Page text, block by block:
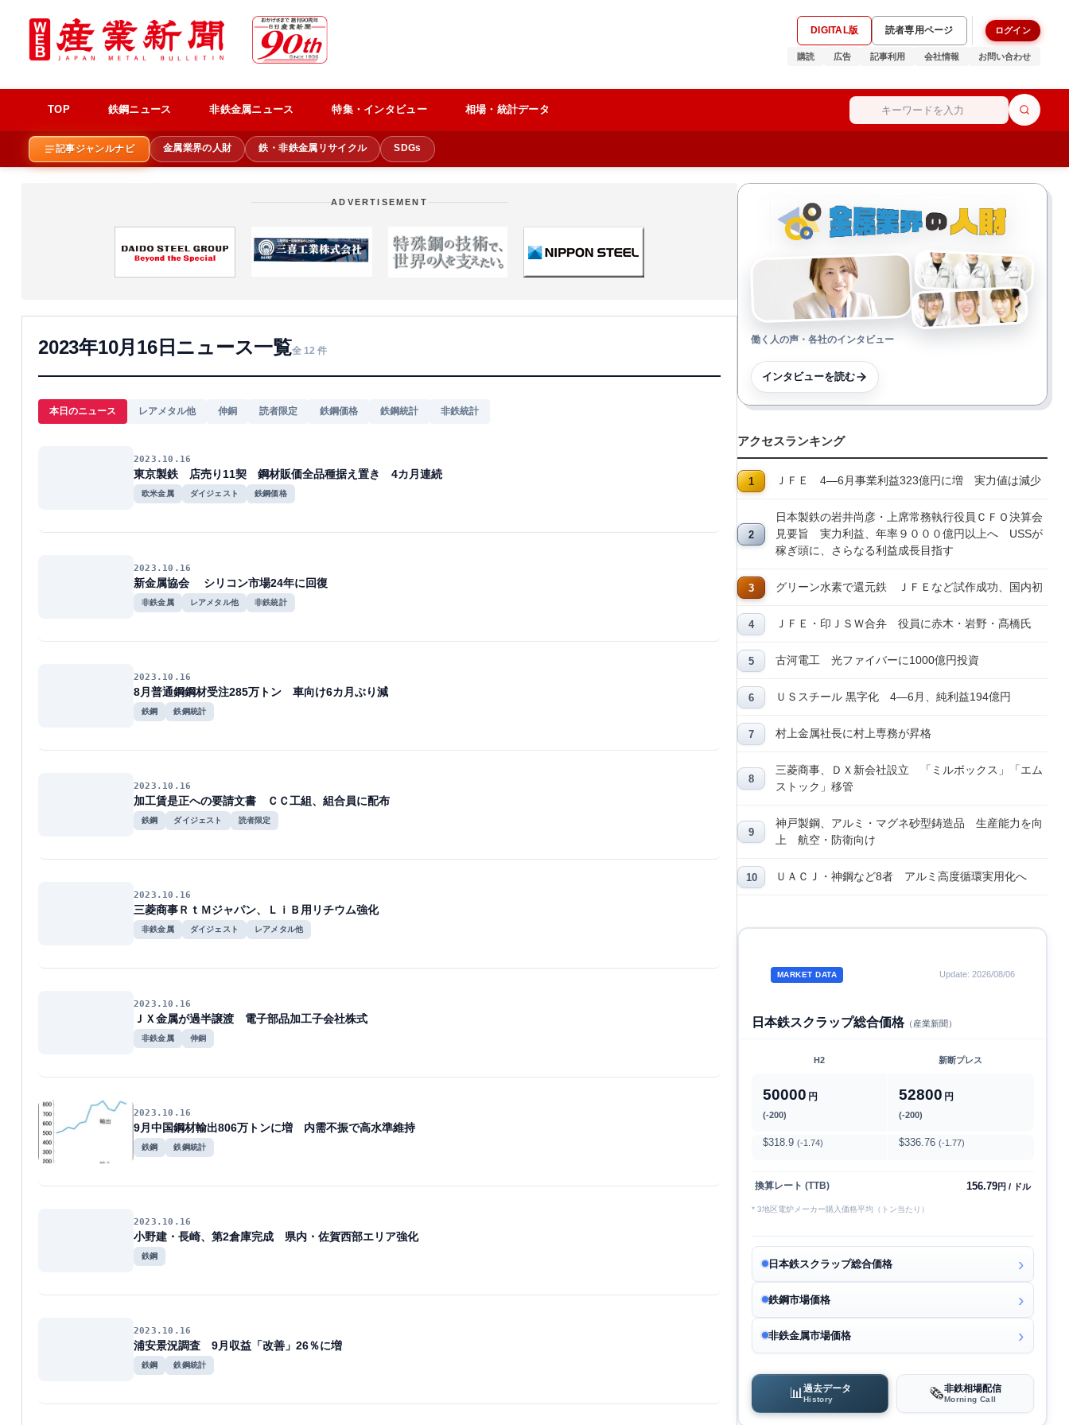
DIGITAL版 読者専用ページ ログイン
購読 広告 記事利用 会社情報 お問い合わせ
TOP 鉄鋼ニュース 非鉄金属ニュース 特集・インタビュー 相場・統計データ
記事ジャンルナビ 金属業界の人財 鉄・非鉄金属リサイクル SDGs
ADVERTISEMENT
2023年10月16日ニュース一覧全 12 件
本日のニュース レアメタル他 伸銅 読者限定 鉄鋼価格 鉄鋼統計 非鉄統計
2023.10.16
東京製鉄 店売り11契 鋼材販価全品種据え置き 4カ月連続
欧米金属 ダイジェスト 鉄鋼価格
2023.10.16
新金属協会 シリコン市場24年に回復
非鉄金属 レアメタル他 非鉄統計
2023.10.16
8月普通鋼鋼材受注285万トン 車向け6カ月ぶり減
鉄鋼 鉄鋼統計
2023.10.16
加工賃是正への要請文書 ＣＣ工組、組合員に配布
鉄鋼 ダイジェスト 読者限定
2023.10.16
三菱商事ＲｔＭジャパン、ＬｉＢ用リチウム強化
非鉄金属 ダイジェスト レアメタル他
2023.10.16
ＪＸ金属が過半譲渡 電子部品加工子会社株式
非鉄金属 伸銅
2023.10.16
9月中国鋼材輸出806万トンに増 内需不振で高水準維持
鉄鋼 鉄鋼統計
2023.10.16
小野建・長崎、第2倉庫完成 県内・佐賀西部エリア強化
鉄鋼
2023.10.16
浦安景況調査 9月収益「改善」26％に増
鉄鋼 鉄鋼統計
働く人の声・各社のインタビュー
インタビューを読む
アクセスランキング
ＪＦＥ 4―6月事業利益323億円に増 実力値は減少
日本製鉄の岩井尚彦・上席常務執行役員ＣＦＯ決算会
見要旨 実力利益、年率９０００億円以上へ USSが
稼ぎ頭に、さらなる利益成長目指す
グリーン水素で還元鉄 ＪＦＥなど試作成功、国内初
ＪＦＥ・印ＪＳＷ合弁 役員に赤木・岩野・髙橋氏
古河電工 光ファイバーに1000億円投資
ＵＳスチール 黒字化 4―6月、純利益194億円
村上金属社長に村上専務が昇格
三菱商事、ＤＸ新会社設立 「ミルボックス」「エム
ストック」移管
神戸製鋼、アルミ・マグネ砂型鋳造品 生産能力を向
上 航空・防衛向け
ＵＡＣＪ・神鋼など8者 アルミ高度循環実用化へ
MARKET DATA Update: 2026/08/06
日本鉄スクラップ総合価格（産業新聞）
H2 新断プレス
50000 円
(-200)
52800 円
(-200)
$318.9 (-1.74) $336.76 (-1.77)
換算レート (TTB) 156.79円 / ドル
* 3地区電炉メーカー購入価格平均（トン当たり）
日本鉄スクラップ総合価格
鉄鋼市場価格
非鉄金属市場価格
📊 過去データ
History 🗞️非鉄相場配信
Morning Call